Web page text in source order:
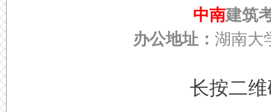
中南建筑
办公地址： 湖南大
长按二